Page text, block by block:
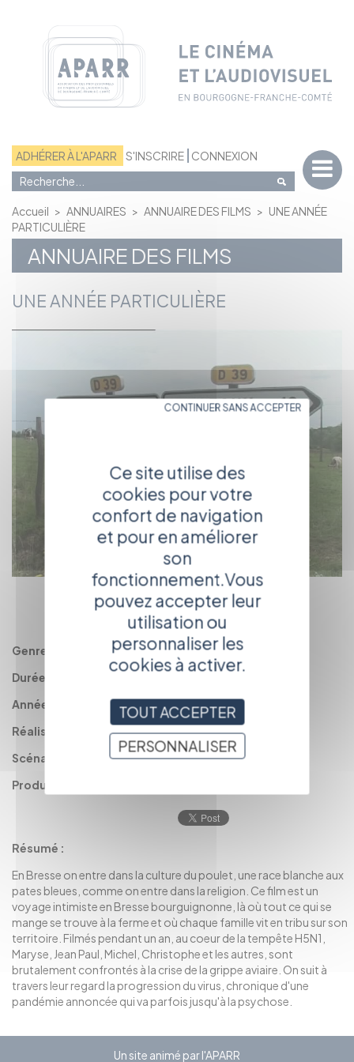
ADHÉRER À L'APARR S'INSCRIRE CONNEXION
Accueil > ANNUAIRES > ANNUAIRE DES FILMS > UNE ANNÉE
PARTICULIÈRE
ANNUAIRE DES FILMS
UNE ANNÉE PARTICULIÈRE
RETOUR
AU CATALOGUE
Genre :
Documentaire
Durée :
Année :
Réalisation :
LOREAUX Gilbert
Scénario :
LABRUSSE Violaine, LOREAUX Gilbert
Production :
Résumé :
En Bresse on entre dans la culture du poulet, une race blanche aux
pates bleues, comme on entre dans la religion. Ce film est un
voyage intimiste en Bresse bourguignonne, là où tout ce qui se
mange se trouve à la ferme et où chaque famille vit en tribu sur son
territoire. Filmés pendant un an, au coeur de la tempête H5N1,
Maryse, Jean Paul, Michel, Christophe et les autres, sont
brutalement confrontés à la crise de la grippe aviaire. On suit à
travers leur regard la progression du virus, chronique d'une
pandémie annoncée qui va parfois jusqu'à la psychose.
Un site animé par l'APARR
Ce site utilise des
cookies pour votre
confort de navigation
et pour en améliorer
son
fonctionnement.Vous
pouvez accepter leur
utilisation ou
personnaliser les
cookies à activer.
TOUT ACCEPTER
CONTINUER SANS ACCEPTER
PERSONNALISER